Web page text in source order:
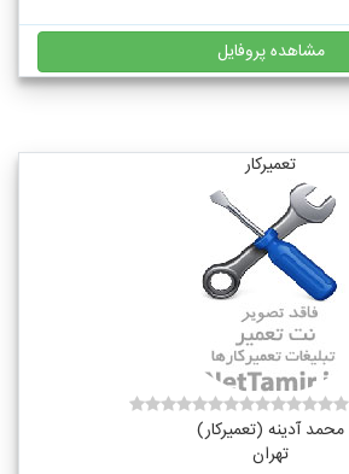
مشاهده پروفایل
تعمیرکار
محمد آدینه (تعمیرکار)
تهران